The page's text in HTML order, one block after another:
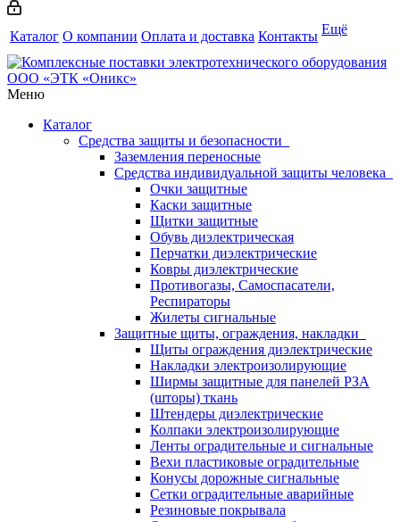
Каталог О компании Оплата и доставка Контакты Ещё
Меню
Каталог
Средства защиты и безопасности
Заземления переносные
Средства индивидуальной защиты человека
Очки защитные
Каски защитные
Щитки защитные
Обувь диэлектрическая
Перчатки диэлектрические
Ковры диэлектрические
Противогазы, Самоспасатели,
Респираторы
Жилеты сигнальные
Защитные щиты, ограждения, накладки
Щиты ограждения диэлектрические
Накладки электроизолирующие
Ширмы защитные для панелей РЗА
(шторы) ткань
Штендеры диэлектрические
Колпаки электроизолирующие
Ленты оградительные и сигнальные
Вехи пластиковые оградительные
Конусы дорожные сигнальные
Сетки оградительные аварийные
Резиновые покрывала